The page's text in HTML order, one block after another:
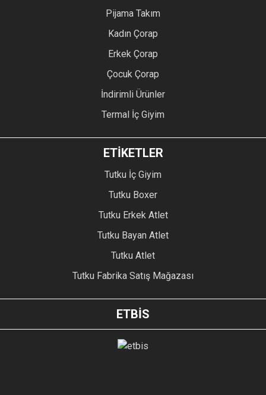
Pijama Takım
Kadın Çorap
Erkek Çorap
Çocuk Çorap
İndirimli Ürünler
Termal İç Giyim
ETİKETLER
Tutku İç Giyim
Tutku Boxer
Tutku Erkek Atlet
Tutku Bayan Atlet
Tutku Atlet
Tutku Fabrika Satış Mağazası
ETBİS